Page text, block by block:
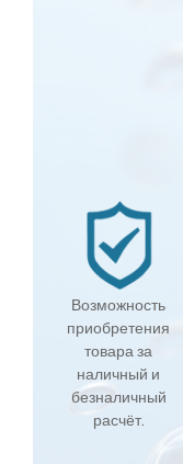
Возможность
приобретения
товара за
наличный и
безналичный
расчёт.